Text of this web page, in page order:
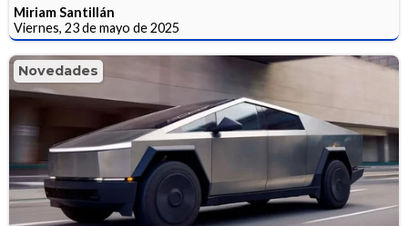
Miriam Santillán
Viernes, 23 de mayo de 2025
Novedades